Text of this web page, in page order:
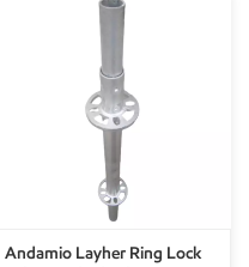
Andamio Layher Ring Lock